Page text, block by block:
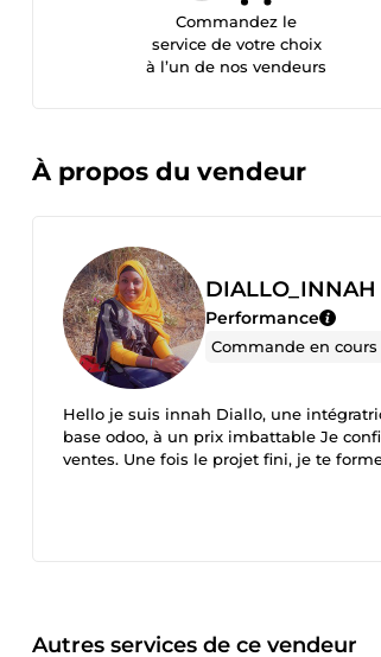
Commandez le
service de votre choix
à l’un de nos vendeurs
À propos du vendeur
DIALLO_INNAH
Performance
Commande en
Hello je suis innah Diallo, une intégratrice Odoo depuis 7
base odoo, à un prix imbattable Je configure ton back-office
ventes. Une fois le projet fini, je te
Autres services de ce vendeur